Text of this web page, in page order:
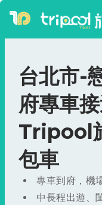
台北市-
府專車
Tripool
包車
專車到府，機
中長程出遊、